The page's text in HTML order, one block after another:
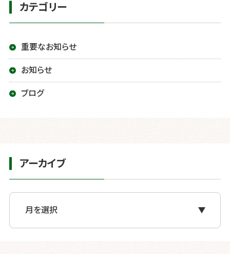
ー
ョ
ン
カテゴリー
重要なお知らせ
お知らせ
ブログ
アーカイブ